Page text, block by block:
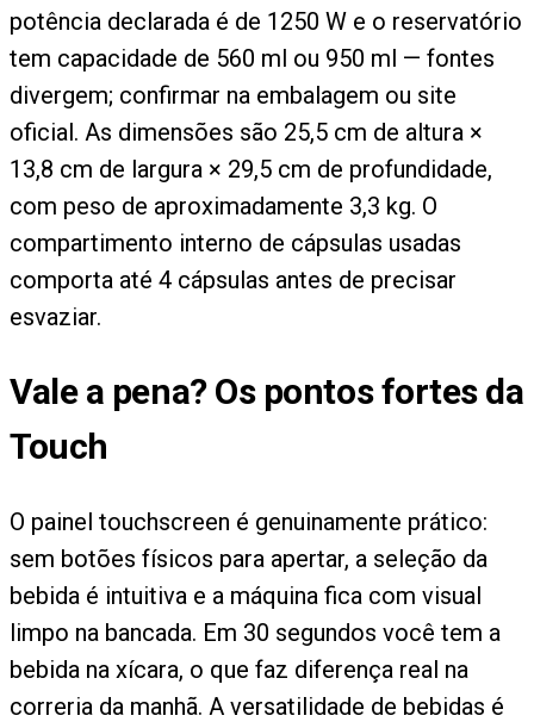
potência declarada é de 1250 W e o reservatório
tem capacidade de 560 ml ou 950 ml — fontes
divergem; confirmar na embalagem ou site
oficial. As dimensões são 25,5 cm de altura ×
13,8 cm de largura × 29,5 cm de profundidade,
com peso de aproximadamente 3,3 kg. O
compartimento interno de cápsulas usadas
comporta até 4 cápsulas antes de precisar
esvaziar.
Vale a pena? Os pontos fortes da
Touch
O painel touchscreen é genuinamente prático:
sem botões físicos para apertar, a seleção da
bebida é intuitiva e a máquina fica com visual
limpo na bancada. Em 30 segundos você tem a
bebida na xícara, o que faz diferença real na
correria da manhã. A versatilidade de bebidas é